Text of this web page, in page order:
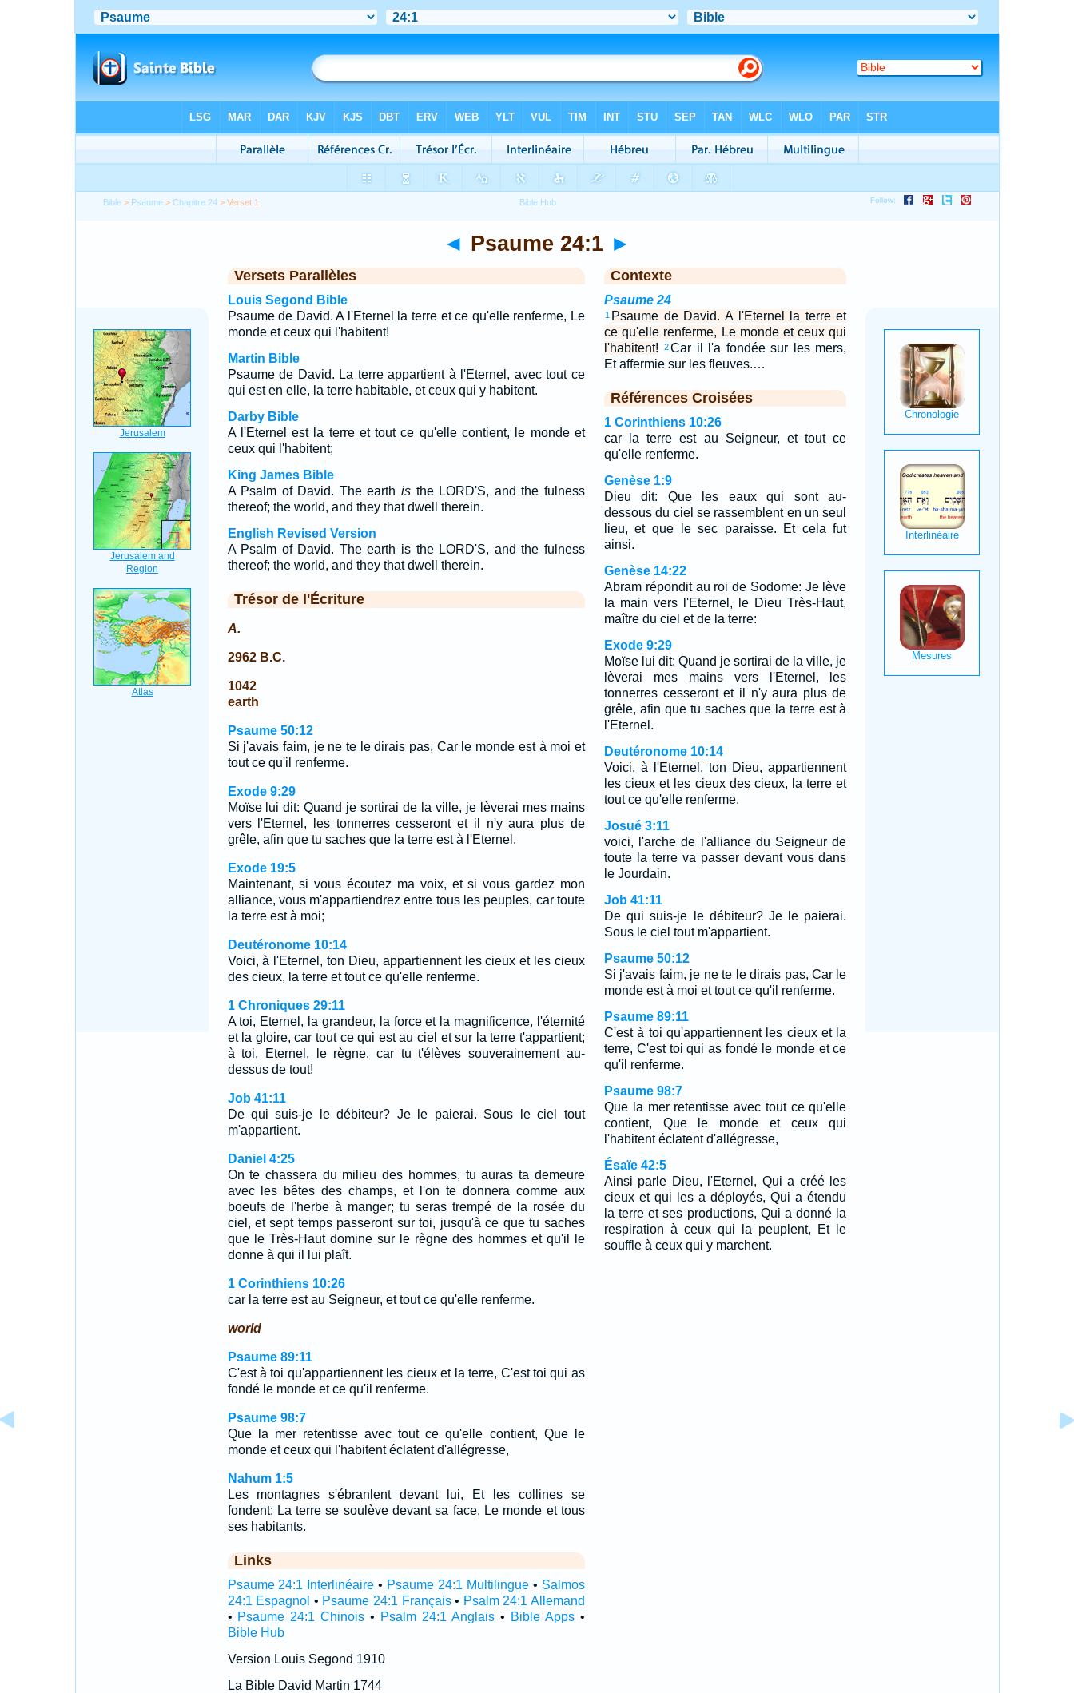
Bible > Psaume >Chapitre 24 > Verset 1
◄ Psaume 24:1 ►
Versets Parallèles
Louis Segond Bible
Psaume de David. A l'Eternel la terre et ce qu'elle renferme, Le
monde et ceux qui l'habitent!
Martin Bible
Psaume de David. La terre appartient à l'Eternel, avec tout ce
qui est en elle, la terre habitable, et ceux qui y habitent.
Darby Bible
A l'Eternel est la terre et tout ce qu'elle contient, le monde et
ceux qui l'habitent;
King James Bible
A Psalm of David. The earth is the LORD'S, and the fulness
thereof; the world, and they that dwell therein.
English Revised Version
A Psalm of David. The earth is the LORD'S, and the fulness
thereof; the world, and they that dwell therein.
Trésor de l'Écriture
A.
2962 B.C.
1042
earth
Psaume 50:12
Si j'avais faim, je ne te le dirais pas, Car le monde est à moi et
tout ce qu'il renferme.
Exode 9:29
Moïse lui dit: Quand je sortirai de la ville, je lèverai mes mains
vers l'Eternel, les tonnerres cesseront et il n'y aura plus de
grêle, afin que tu saches que la terre est à l'Eternel.
Exode 19:5
Maintenant, si vous écoutez ma voix, et si vous gardez mon
alliance, vous m'appartiendrez entre tous les peuples, car toute
la terre est à moi;
Deutéronome 10:14
Voici, à l'Eternel, ton Dieu, appartiennent les cieux et les cieux
des cieux, la terre et tout ce qu'elle renferme.
1 Chroniques 29:11
A toi, Eternel, la grandeur, la force et la magnificence, l'éternité
et la gloire, car tout ce qui est au ciel et sur la terre t'appartient;
à toi, Eternel, le règne, car tu t'élèves souverainement au-
dessus de tout!
Job 41:11
De qui suis-je le débiteur? Je le paierai. Sous le ciel tout
m'appartient.
Daniel 4:25
On te chassera du milieu des hommes, tu auras ta demeure
avec les bêtes des champs, et l'on te donnera comme aux
boeufs de l'herbe à manger; tu seras trempé de la rosée du
ciel, et sept temps passeront sur toi, jusqu'à ce que tu saches
que le Très-Haut domine sur le règne des hommes et qu'il le
donne à qui il lui plaît.
1 Corinthiens 10:26
car la terre est au Seigneur, et tout ce qu'elle renferme.
world
Psaume 89:11
C'est à toi qu'appartiennent les cieux et la terre, C'est toi qui as
fondé le monde et ce qu'il renferme.
Psaume 98:7
Que la mer retentisse avec tout ce qu'elle contient, Que le
monde et ceux qui l'habitent éclatent d'allégresse,
Nahum 1:5
Les montagnes s'ébranlent devant lui, Et les collines se
fondent; La terre se soulève devant sa face, Le monde et tous
ses habitants.
Links
Psaume 24:1 Interlinéaire • Psaume 24:1 Multilingue • Salmos
24:1 Espagnol • Psaume 24:1 Français• Psalm 24:1 Allemand
• Psaume 24:1 Chinois • Psalm 24:1 Anglais • Bible Apps •
Bible Hub
Version Louis Segond 1910
La Bible David Martin 1744
Contexte
Psaume 24
1 Psaume de David. A l'Eternel la terre et
ce qu'elle renferme, Le monde et ceux qui
l'habitent!
2 Car il l'a fondée sur les mers,
Et affermie sur les fleuves.…
Références Croisées
1 Corinthiens 10:26
car la terre est au Seigneur, et tout ce
qu'elle renferme.
Genèse 1:9
Dieu dit: Que les eaux qui sont au-
dessous du ciel se rassemblent en un seul
lieu, et que le sec paraisse. Et cela fut
ainsi.
Genèse 14:22
Abram répondit au roi de Sodome: Je lève
la main vers l'Eternel, le Dieu Très-Haut,
maître du ciel et de la terre:
Exode 9:29
Moïse lui dit: Quand je sortirai de la ville, je
lèverai mes mains vers l'Eternel, les
tonnerres cesseront et il n'y aura plus de
grêle, afin que tu saches que la terre est à
l'Eternel.
Deutéronome 10:14
Voici, à l'Eternel, ton Dieu, appartiennent
les cieux et les cieux des cieux, la terre et
tout ce qu'elle renferme.
Josué 3:11
voici, l'arche de l'alliance du Seigneur de
toute la terre va passer devant vous dans
le Jourdain.
Job 41:11
De qui suis-je le débiteur? Je le paierai.
Sous le ciel tout m'appartient.
Psaume 50:12
Si j'avais faim, je ne te le dirais pas, Car le
monde est à moi et tout ce qu'il renferme.
Psaume 89:11
C'est à toi qu'appartiennent les cieux et la
terre, C'est toi qui as fondé le monde et ce
qu'il renferme.
Psaume 98:7
Que la mer retentisse avec tout ce qu'elle
contient, Que le monde et ceux qui
l'habitent éclatent d'allégresse,
Ésaïe 42:5
Ainsi parle Dieu, l'Eternel, Qui a créé les
cieux et qui les a déployés, Qui a étendu
la terre et ses productions, Qui a donné la
respiration à ceux qui la peuplent, Et le
souffle à ceux qui y marchent.